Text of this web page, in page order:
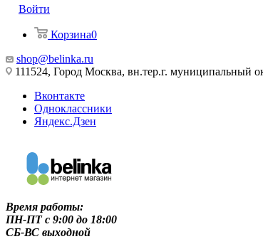
Войти
Корзина0
shop@belinka.ru
111524, Город Москва, вн.тер.г. муниципальный
Вконтакте
Одноклассники
Яндекс.Дзен
Время работы:
ПН-ПТ c 9:00 до 18:00
СБ-ВС выходной